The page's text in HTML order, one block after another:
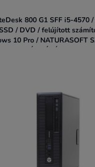
800 G1 SFF i5-4570
/ DVD / felújított
10 Pro / NATURASOFT
SZÁMLÁZÓ PROGRAM